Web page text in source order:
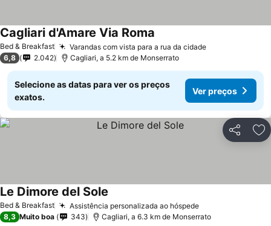
Bed & Breakfast Varandas com vista para a rua da cidade
Cagliari d'Amare Via Roma
6,8 2.042 Cagliari, a 5.2 km de Monserrato
Selecione as datas para ver os preços
exatos.
Ver preços
Partilhar
Bed & Breakfast Assistência personalizada ao hóspede
Le Dimore del Sole
8,3 Muito boa 343 Cagliari, a 6.3 km de Monserrato